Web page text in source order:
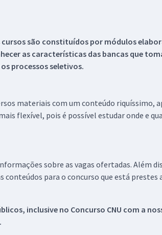
cursos são constituídos por módulos
as características das bancas que
processos seletivos.
materiais com um conteúdo riquíssimo,
flexível, pois é possível estudar onde e
sobre as vagas ofertadas. Além
para o concurso que está prestes
inclusive no Concurso CNU com a